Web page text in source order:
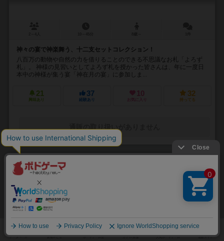
神々の宴で神楽舞う、十二支セットコレクション！
八百万の動物や自然の力を借りることのできる不思議なお札「よろず
札」。 神様の見習いとしてよろず札を授かった皆さんは、年に一度日
本中の神様が集う宴「神在月の宴」に参加しま...
21
興味あり
37
経験あり
10
お気に入り
32
持ってる
通販の取り扱いがありません
32